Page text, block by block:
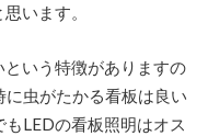
います。
いう特徴がありますの
虫がたかる看板は良い
LEDの看板照明はオス